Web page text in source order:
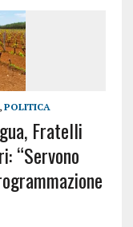
POLITICA
Fratelli
“Servono